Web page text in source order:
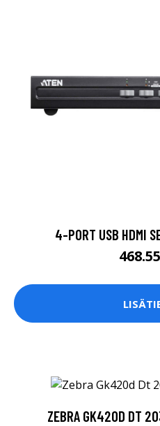
4-PORT USB HDMI
ZEBRA GK420D DT